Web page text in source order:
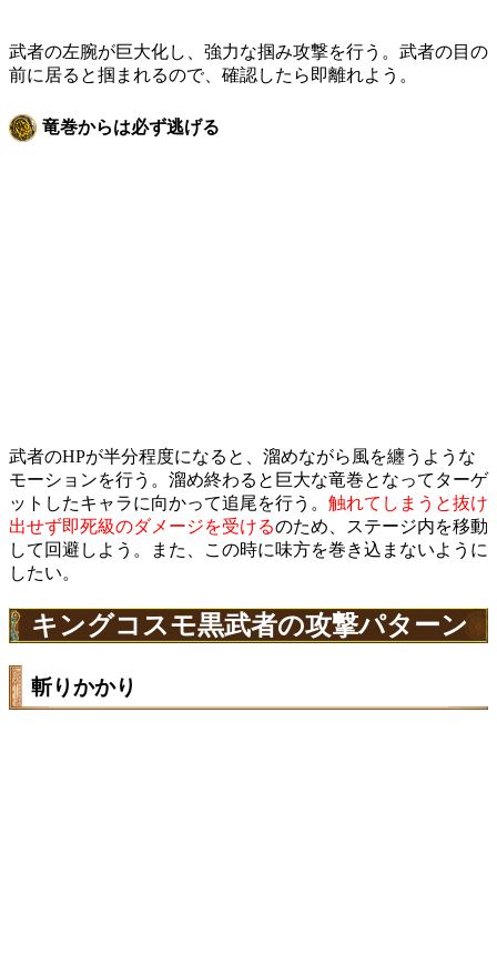
武者の左腕が巨大化し、強力な掴み攻撃を行う。武者の目の
前に居ると掴まれるので、確認したら即離れよう。
竜巻からは必ず逃げる
武者のHPが半分程度になると、溜めながら風を纏うような
モーションを行う。溜め終わると巨大な竜巻となってターゲ
ットしたキャラに向かって追尾を行う。 触れてしまうと抜け
出せず即死級のダメージを受けるのため、ステージ内を移動
して回避しよう。また、この時に味方を巻き込まないように
したい。
キングコスモ黒武者の攻撃パターン
斬りかかり